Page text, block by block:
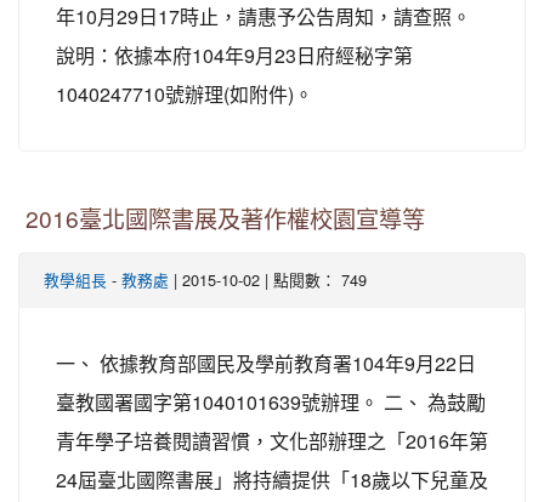
年10月29日17時止，請惠予公告周知，請查照。
說明：依據本府104年9月23日府經秘字第
1040247710號辦理(如附件)。
2016臺北國際書展及著作權校園宣導等
教學組長 - 教務處 | 2015-10-02 | 點閱數： 749
一、 依據教育部國民及學前教育署104年9月22日
臺教國署國字第1040101639號辦理。 二、 為鼓勵
青年學子培養閱讀習慣，文化部辦理之「2016年第
24屆臺北國際書展」將持續提供「18歲以下兒童及